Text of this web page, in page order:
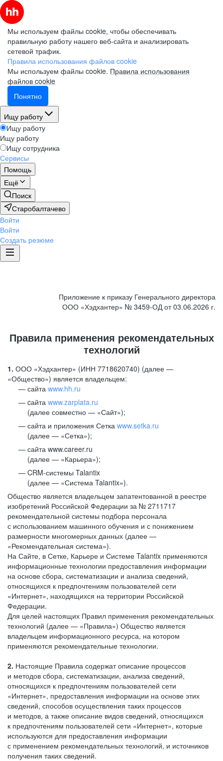
Мы используем файлы cookie, чтобы обеспечивать
правильную работу нашего веб-сайта и анализировать
сетевой трафик.
Правила использования файлов cookie
Мы используем файлы cookie. Правила использования
файлов cookie
Понятно
Ищу работу
Ищу работу
Ищу работу
Ищу сотрудника
Сервисы
Помощь
Ещё
Поиск
Старобалтачево
Войти
Войти
Создать резюме
Приложение к приказу Генерального директора
ООО «Хэдхантер» № 3459-ОД от 03.06.2026 г.
Правила применения рекомендательных
технологий
1. ООО «Хэдхантер» (ИНН 7718620740) (далее —
«Общество») является владельцем:
сайта www.hh.ru
cайта www.zarplata.ru
(далее совместно — «Сайт»);
сайта и приложения Сетка www.setka.ru
(далее — «Сетка»);
сайта www.career.ru
(далее — «Карьера»);
CRM-системы Talantix
(далее — «Система Talantix»).
Общество является владельцем запатентованной в реестре
изобретений Российской Федерации за № 2711717
рекомендательной системы подбора персонала
с использованием машинного обучения и с понижением
размерности многомерных данных (далее —
«Рекомендательная система»).
На Сайте, в Сетке, Карьере и Системе Talantix применяются
информационные технологии предоставления информации
на основе сбора, систематизации и анализа сведений,
относящихся к предпочтениям пользователей сети
«Интернет», находящихся на территории Российской
Федерации.
Для целей настоящих Правил применения рекомендательных
технологий (далее — «Правила») Общество является
владельцем информационного ресурса, на котором
применяются рекомендательные технологии.
2. Настоящие Правила содержат описание процессов
и методов сбора, систематизации, анализа сведений,
относящихся к предпочтениям пользователей сети
«Интернет», предоставления информации на основе этих
сведений, способов осуществления таких процессов
и методов, а также описание видов сведений, относящихся
к предпочтениям пользователей сети «Интернет», которые
используются для предоставления информации
с применением рекомендательных технологий, и источников
получения таких сведений.